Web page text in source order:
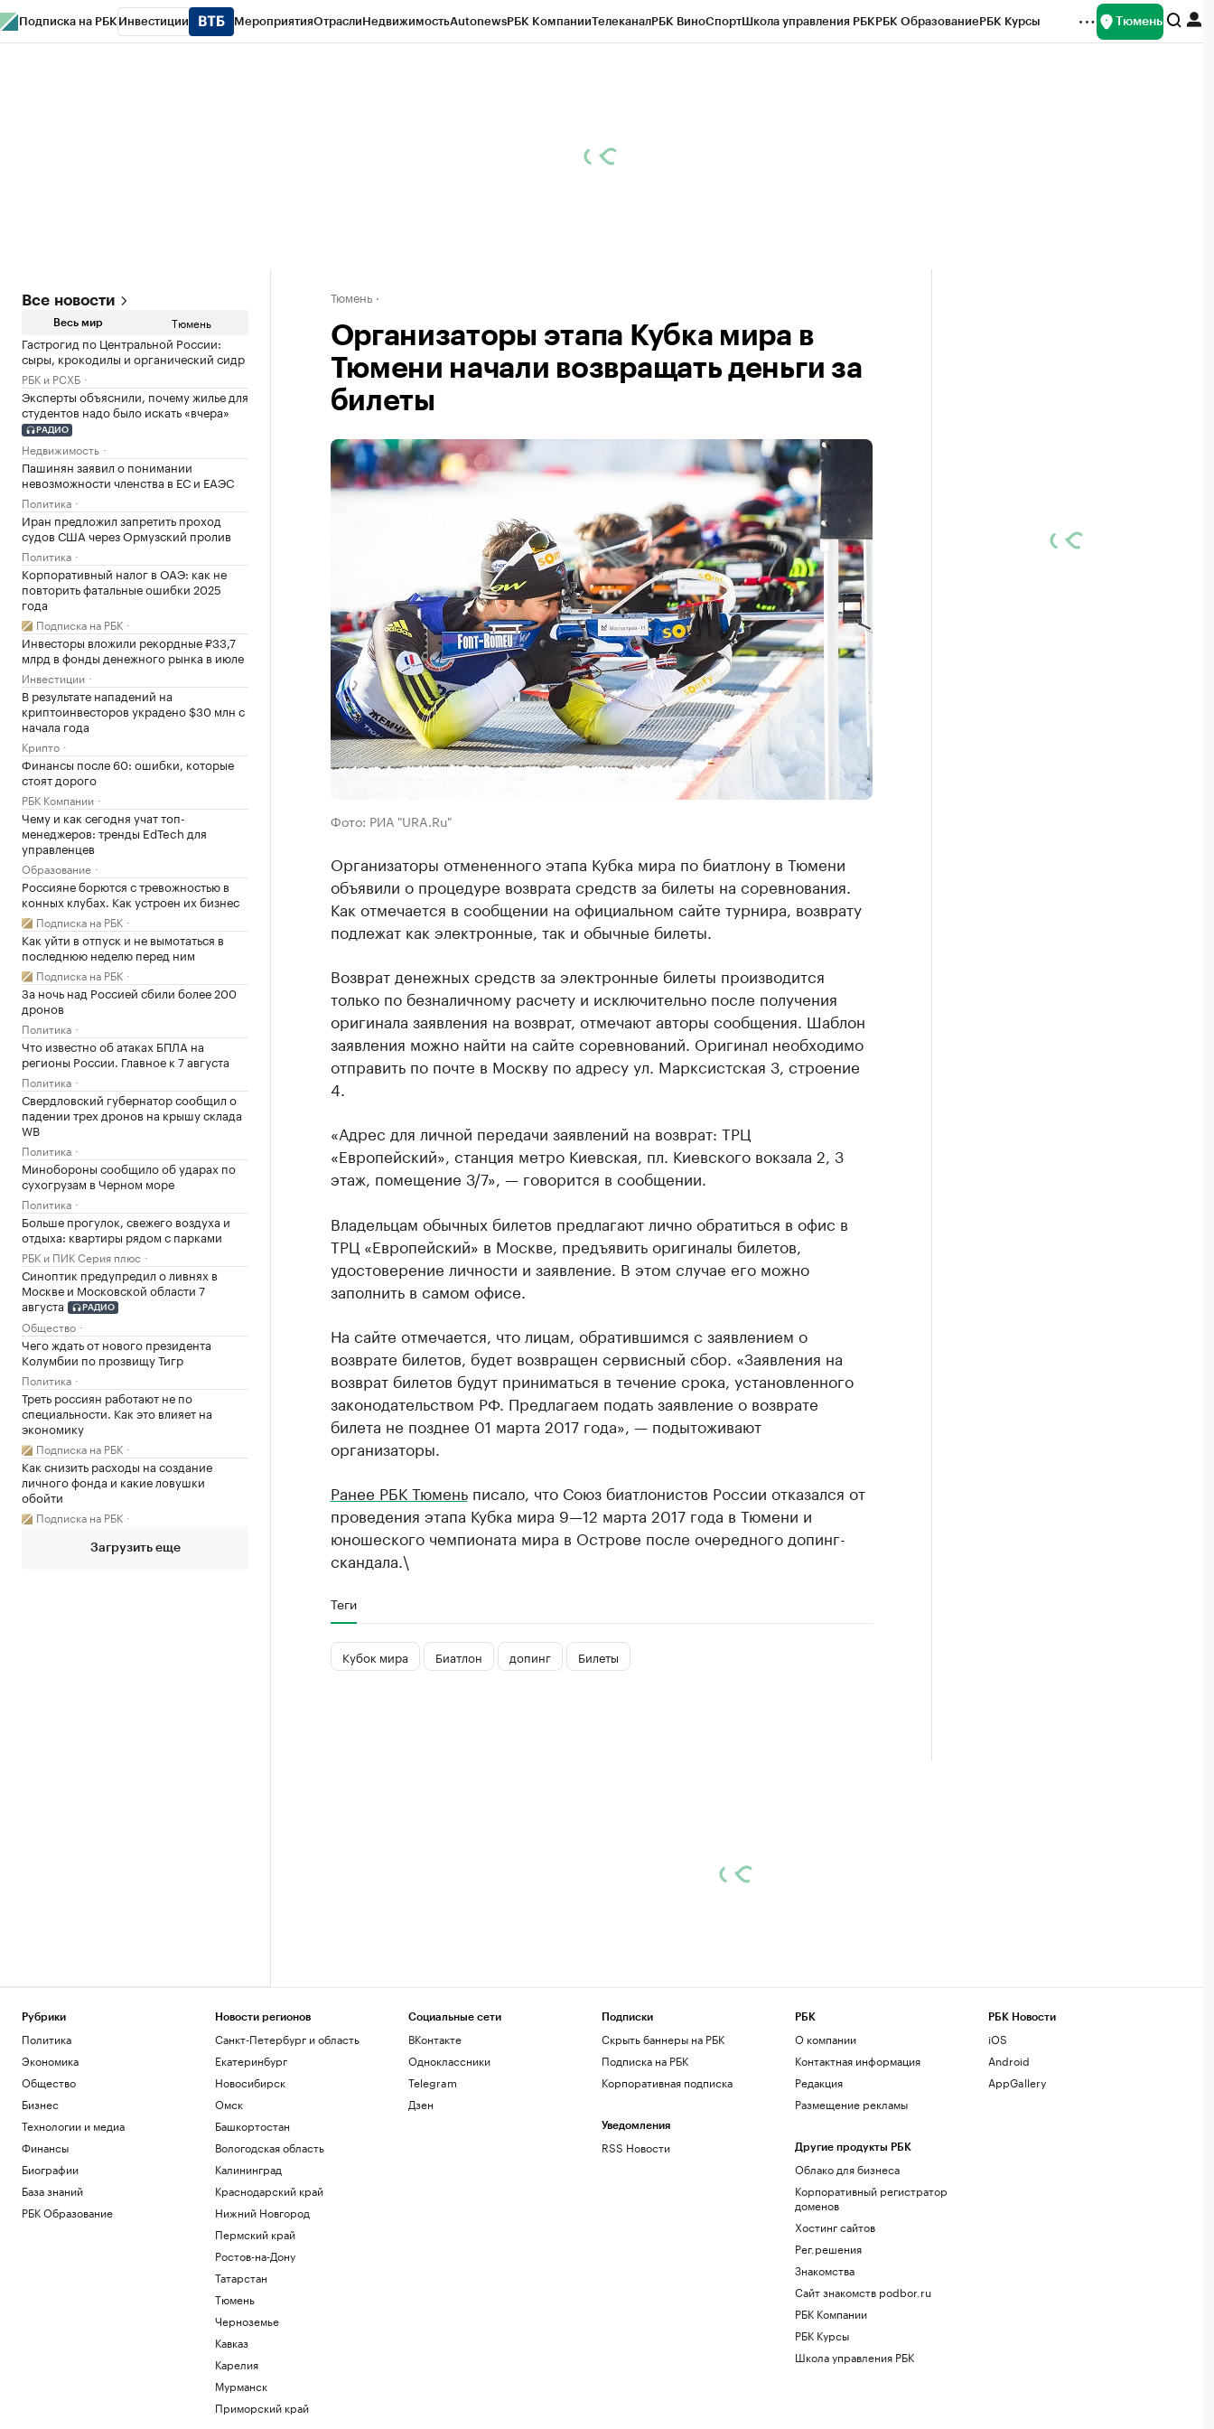
Подписка на РБК Инвестиции МероприятияОтраслиНедвижимостьAutonewsРБК КомпанииТелеканалРБК ВиноСпортШкола управления РБКРБК ОбразованиеРБК Курсы Тюмень
Все новости
Весь мир Тюмень
Гастрогид по Центральной России:
сыры, крокодилы и органический сидр
РБК и РСХБ
Эксперты объяснили, почему жилье для
студентов надо было искать «вчера»
РАДИО
Недвижимость
Пашинян заявил о понимании
невозможности членства в ЕС и ЕАЭС
Политика
Иран предложил запретить проход
судов США через Ормузский пролив
Политика
Корпоративный налог в ОАЭ: как не
повторить фатальные ошибки 2025
года
Подписка на РБК
Инвесторы вложили рекордные ₽33,7
млрд в фонды денежного рынка в июле
Инвестиции
В результате нападений на
криптоинвесторов украдено $30 млн с
начала года
Крипто
Финансы после 60: ошибки, которые
стоят дорого
РБК Компании
Чему и как сегодня учат топ-
менеджеров: тренды EdTech для
управленцев
Образование
Россияне борются с тревожностью в
конных клубах. Как устроен их бизнес
Подписка на РБК
Как уйти в отпуск и не вымотаться в
последнюю неделю перед ним
Подписка на РБК
За ночь над Россией сбили более 200
дронов
Политика
Что известно об атаках БПЛА на
регионы России. Главное к 7 августа
Политика
Свердловский губернатор сообщил о
падении трех дронов на крышу склада
WB
Политика
Минобороны сообщило об ударах по
сухогрузам в Черном море
Политика
Больше прогулок, свежего воздуха и
отдыха: квартиры рядом с парками
РБК и ПИК Серия плюс
Синоптик предупредил о ливнях в
Москве и Московской области 7
августа
РАДИО
Общество
Чего ждать от нового президента
Колумбии по прозвищу Тигр
Политика
Треть россиян работают не по
специальности. Как это влияет на
экономику
Подписка на РБК
Как снизить расходы на создание
личного фонда и какие ловушки
обойти
Подписка на РБК
Загрузить еще
Тюмень
Организаторы этапа Кубка мира в
Тюмени начали возвращать деньги за
билеты
Фото: РИА "URA.Ru"
Организаторы отмененного этапа Кубка мира по биатлону в Тюмени
объявили о процедуре возврата средств за билеты на соревнования.
Как отмечается в сообщении на официальном сайте турнира, возврату
подлежат как электронные, так и обычные билеты.
Возврат денежных средств за электронные билеты производится
только по безналичному расчету и исключительно после получения
оригинала заявления на возврат, отмечают авторы сообщения. Шаблон
заявления можно найти на сайте соревнований. Оригинал необходимо
отправить по почте в Москву по адресу ул. Марксистская 3, строение
4.
«Адрес для личной передачи заявлений на возврат: ТРЦ
«Европейский», станция метро Киевская, пл. Киевского вокзала 2, 3
этаж, помещение 3/7», — говорится в сообщении.
Владельцам обычных билетов предлагают лично обратиться в офис в
ТРЦ «Европейский» в Москве, предъявить оригиналы билетов,
удостоверение личности и заявление. В этом случае его можно
заполнить в самом офисе.
На сайте отмечается, что лицам, обратившимся с заявлением о
возврате билетов, будет возвращен сервисный сбор. «Заявления на
возврат билетов будут приниматься в течение срока, установленного
законодательством РФ. Предлагаем подать заявление о возврате
билета не позднее 01 марта 2017 года», — подытоживают
организаторы.
Ранее РБК Тюменьписало, что Союз биатлонистов России отказался от
проведения этапа Кубка мира 9—12 марта 2017 года в Тюмени и
юношеского чемпионата мира в Острове после очередного допинг-
скандала.\
Теги
Кубок мира Биатлон допинг Билеты
Рубрики
Политика
Экономика
Общество
Бизнес
Технологии и медиа
Финансы
Биографии
База знаний
РБК Образование
Новости регионов
Санкт-Петербург и область
Екатеринбург
Новосибирск
Омск
Башкортостан
Вологодская область
Калининград
Краснодарский край
Нижний Новгород
Пермский край
Ростов-на-Дону
Татарстан
Тюмень
Черноземье
Кавказ
Карелия
Мурманск
Приморский край
Социальные сети
ВКонтакте
Одноклассники
Telegram
Дзен
Подписки
Скрыть баннеры на РБК
Подписка на РБК
Корпоративная подписка
Уведомления
RSS Новости
РБК
О компании
Контактная информация
Редакция
Размещение рекламы
Другие продукты РБК
Облако для бизнеса
Корпоративный регистратор
доменов
Хостинг сайтов
Рег.решения
Знакомства
Сайт знакомств podbor.ru
РБК Компании
РБК Курсы
Школа управления РБК
РБК Новости
iOS
Android
AppGallery